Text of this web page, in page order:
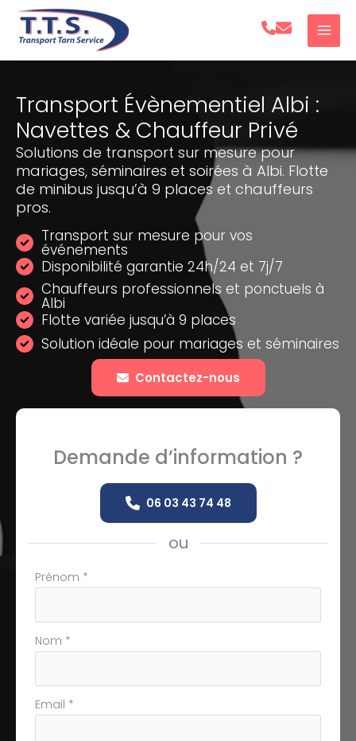
Aller
Transport Évènementiel Albi :
Navettes & Chauffeur Privé
Solutions de transport sur mesure pour
mariages, séminaires et soirées à Albi. Flotte
de minibus jusqu’à 9 places et chauffeurs
pros.
Transport sur mesure pour vos
événements
Disponibilité garantie 24h/24 et 7j/7
Chauffeurs professionnels et ponctuels à
Albi
Flotte variée jusqu’à 9 places
Solution idéale pour mariages et séminaires
Contactez-nous
Demande d’information ?
06 03 43 74 48
ou
Formulaire
téléphone
Prénom *
Nom *
Email *